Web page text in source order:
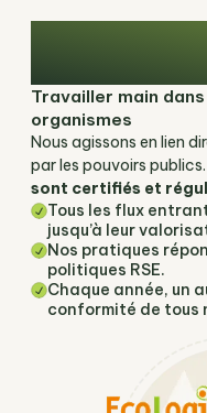
Travailler main
organismes
Nous agissons en lien
par les pouvoirs
sont certifiés et
Tous les flux
jusqu’à leur
Nos pratiques
politiques RSE.
Chaque année, un
conformité de tous